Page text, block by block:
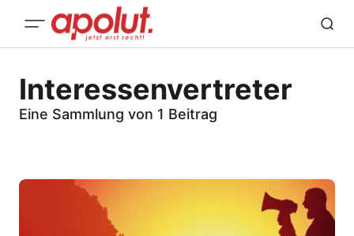
Interessenvertreter
Eine Sammlung von 1 Beitrag